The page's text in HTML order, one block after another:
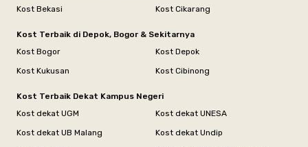
Kost Bekasi
Kost Cikarang
Kost Terbaik di Depok, Bogor & Sekitarnya
Kost Bogor
Kost Depok
Kost Kukusan
Kost Cibinong
Kost Terbaik Dekat Kampus Negeri
Kost dekat UGM
Kost dekat UNESA
Kost dekat UB Malang
Kost dekat Undip